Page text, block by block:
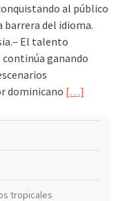
al público
barrera del idioma.
El talento
ganando
dominicano […]
tropicales